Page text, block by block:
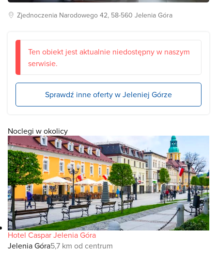
Zjednoczenia Narodowego42, 58-560 Jelenia Góra
Ten obiekt jest aktualnie niedostępny w naszym
serwisie.
Sprawdź inne oferty w Jeleniej Górze
Noclegi w okolicy
Hotel Caspar Jelenia Góra
Jelenia Góra5,7 km od centrum